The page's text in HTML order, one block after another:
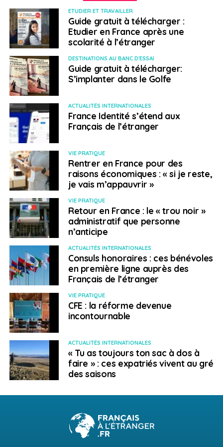
petit pays de 5, 5 millions d’habitants. En 2011, en créant
la grande foire Art Stage, Lorenzo Rudolf a contribué à
placer Singapour sur la carte du marché de l’art et à
attirer l’attention sur les artistes du Sud-Est asiatique.
De grandes galeries internationales ont ouvert.
Beaucoup a été fait mais il faut du temps pour
développer un écosystème solide sur ce marché.
L’Association des galeries de Singapour (Agas), dont
Intersections est membre et dont je suis vice-
présidente, s’y emploie activement avec de
nombreuses initiatives comme le Singapore Gallery
Weekend. Art Stage n’a pas survécu mais l’année
dernière, une nouvelle foire Art Sg a fait ses premiers
pas à Singapour, attirant les grands collectionneurs
internationaux dont les artistes de la région ont besoin.
SUJETS ASSOCIÉS: ARTS CULTURE
SINGAPOUR
A SUIVRE
Partir à la découverte du Mexique avec un PVT
NE RATEZ PAS
Vivre ailleurs, sur RFI : « Les expatriés et le 2e
anniversaire de la guerre en Ukraine »
Marion Zipfel
ETUDIER ET TRAVAILLER
Guide gratuit à télécharger :
Etudier en France après une
scolarité à l’étranger
DESTINATIONS AU BANC D'ESSAI
Guide gratuit à télécharger:
S’implanter dans le Golfe
ACTUALITÉS INTERNATIONALES
France Identité s’étend aux
Français de l’étranger
VIE PRATIQUE
Rentrer en France pour des
raisons économiques : « si je reste,
je vais m’appauvrir »
VIE PRATIQUE
Retour en France : le « trou noir »
administratif que personne
n’anticipe
ACTUALITÉS INTERNATIONALES
Consuls honoraires : ces bénévoles
en première ligne auprès des
Français de l’étranger
VIE PRATIQUE
CFE : la réforme devenue
incontournable
ACTUALITÉS INTERNATIONALES
« Tu as toujours ton sac à dos à
faire » : ces expatriés vivent au gré
des saisons